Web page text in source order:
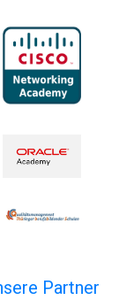
Partner